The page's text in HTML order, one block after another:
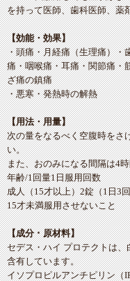
を持って医師、歯科医師、薬
【効能・効果】
・頭痛・月経痛（生理痛）・
痛・咽喉痛・耳痛・関節痛・
ざ痛の鎮痛
・悪寒・発熱時の解熱
【用法・用量】
次の量をなるべく空腹時をさ
い。
また、おのみになる間隔は4
年齢/1回量1日服用回数
成人（15才以上）2錠（1日3
15才未満服用させないこと
【成分 ･ 原材料】
セデス・ハイ プロテクトは
含有しています。
イソプロピルアンチピリン（